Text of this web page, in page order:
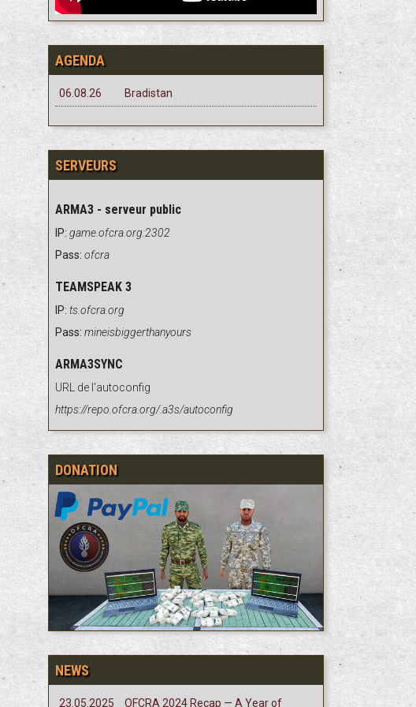
AGENDA
06.08.26 Bradistan
SERVEURS
ARMA3 - serveur public
IP: game.ofcra.org:2302
Pass: ofcra
TEAMSPEAK 3
IP: ts.ofcra.org
Pass: mineisbiggerthanyours
ARMA3SYNC
URL de l'autoconfig
https://repo.ofcra.org/.a3s/autoconfig
DONATION
NEWS
23.05.2025 OFCRA 2024 Recap — A Year of